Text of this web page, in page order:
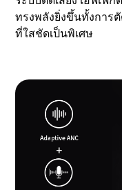
ทรงพลังยิ่งขึ้นทั้งการ
ที่ใสชัดเป็นพิเศษ